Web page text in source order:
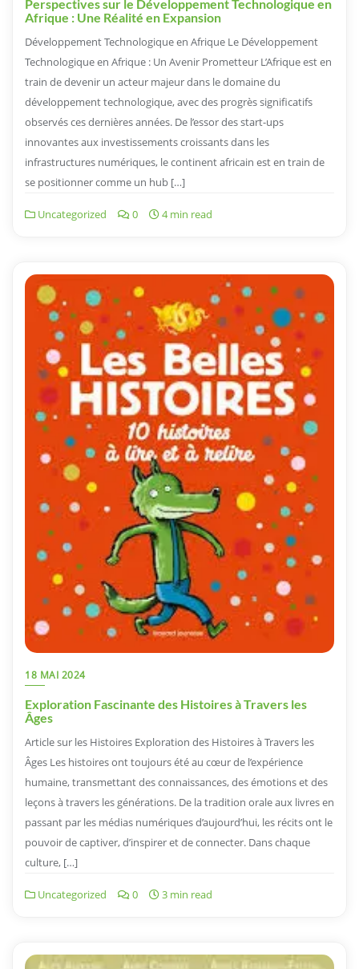
Perspectives sur le Développement Technologique en
Afrique : Une Réalité en Expansion
Développement Technologique en Afrique Le Développement
Technologique en Afrique : Un Avenir Prometteur L’Afrique est en
train de devenir un acteur majeur dans le domaine du
développement technologique, avec des progrès significatifs
observés ces dernières années. De l’essor des start-ups
innovantes aux investissements croissants dans les
infrastructures numériques, le continent africain est en train de
se positionner comme un hub […]
Uncategorized 0 4 min read
18 MAI 2024
Exploration Fascinante des Histoires à Travers les
Âges
Article sur les Histoires Exploration des Histoires à Travers les
Âges Les histoires ont toujours été au cœur de l’expérience
humaine, transmettant des connaissances, des émotions et des
leçons à travers les générations. De la tradition orale aux livres en
passant par les médias numériques d’aujourd’hui, les récits ont le
pouvoir de captiver, d’inspirer et de connecter. Dans chaque
culture, […]
Uncategorized 0 3 min read